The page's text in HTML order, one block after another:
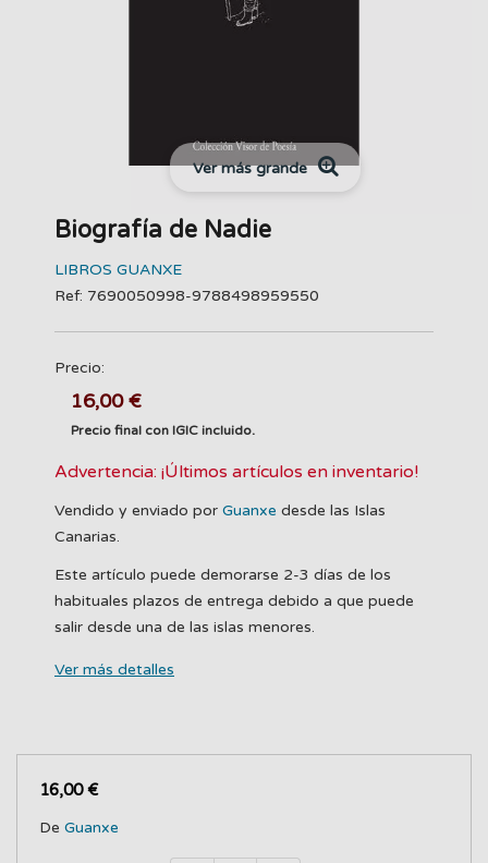
Ver más grande
Biografía de Nadie
LIBROS GUANXE
Ref: 7690050998-9788498959550
Precio:
16,00 €
Precio final con IGIC incluido.
Advertencia: ¡Últimos artículos en inventario!
Vendido y enviado por Guanxe desde las Islas
Canarias.
Este artículo puede demorarse 2-3 días de los
habituales plazos de entrega debido a que puede
salir desde una de las islas menores.
Ver más detalles
16,00 €
De Guanxe